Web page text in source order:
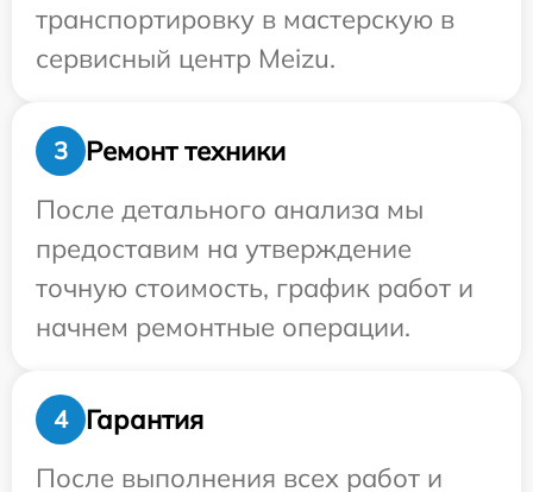
транспортировку в мастерскую в
сервисный центр Meizu.
3
Ремонт техники
После детального анализа мы
предоставим на утверждение
точную стоимость, график работ и
начнем ремонтные операции.
4
Гарантия
После выполнения всех работ и